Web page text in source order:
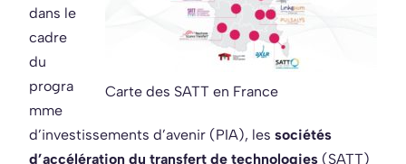
Carte des SATT en France
dans le
cadre
du
progra
mme
d’investissements d’avenir (PIA), les sociétés
d’accélération du transfert de technologies (SATT)